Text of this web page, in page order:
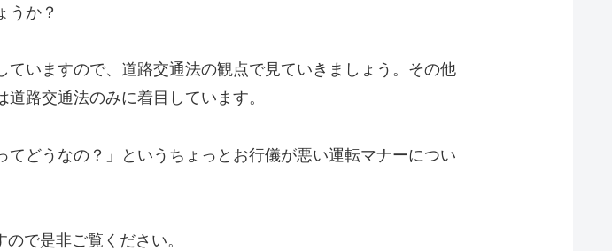
うか？
ていますので、道路交通法の観点で見ていきましょう。その他
路交通法のみに着目しています。
どうなの？」というちょっとお行儀が悪い運転マナーについ
で是非ご覧ください。